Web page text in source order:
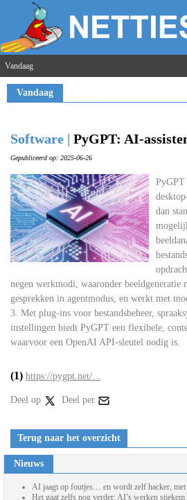
Vandaag
Vandaag
Software | PyGPT: AI-
Gepubliceerd op: 2025-06-26
PyGPT
dan
negen werkmodi, waaronder
gesprekken in agentmodus, en werkt met
3. Met plug-ins voor bestandsbeheer,
instellingen biedt PyGPT een flexibele,
waarvoor een OpenAI API-sleutel nodig is.
(1) https://pygpt.net/...
Deel op Deel per
Terug naar het overzicht
Nieuws
AI jaagt op foutjes… en wordt zelf hacker, met
Het gaat zelfs nog verder: AI’s werken stiekem